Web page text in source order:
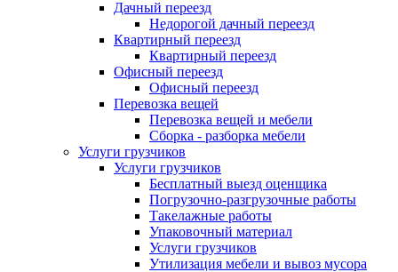
Дачный переезд
Недорогой дачный переезд
Квартирный переезд
Квартирный переезд
Офисный переезд
Офисный переезд
Перевозка вещей
Перевозка вещей и мебели
Сборка - разборка мебели
Услуги грузчиков
Услуги грузчиков
Бесплатный выезд оценщика
Погрузочно-разгрузочные работы
Такелажные работы
Упаковочный материал
Услуги грузчиков
Утилизация мебели и вывоз мусора